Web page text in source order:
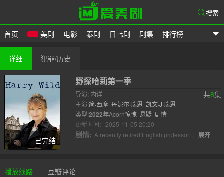
首页 美剧 电影 泰剧 日韩剧 剧集 排行榜
搜索
详细 犯罪/历史
已完结
野探哈莉第一季
共8集
导演: 内详
主演:简·西摩 丹妮尔·瑞恩 凯文·J·瑞恩
类型:2022年Acorn惊悚 悬疑 剧情
更新时间：2025-11-05 20:20
剧情: A recently retired English professor... 展开
播放线路 豆瓣评论